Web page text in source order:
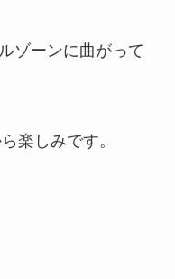
ゾーンに曲がって
楽しみです。